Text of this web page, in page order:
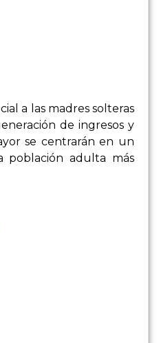
a las madres solteras
de ingresos y
se centrarán en un
población adulta más